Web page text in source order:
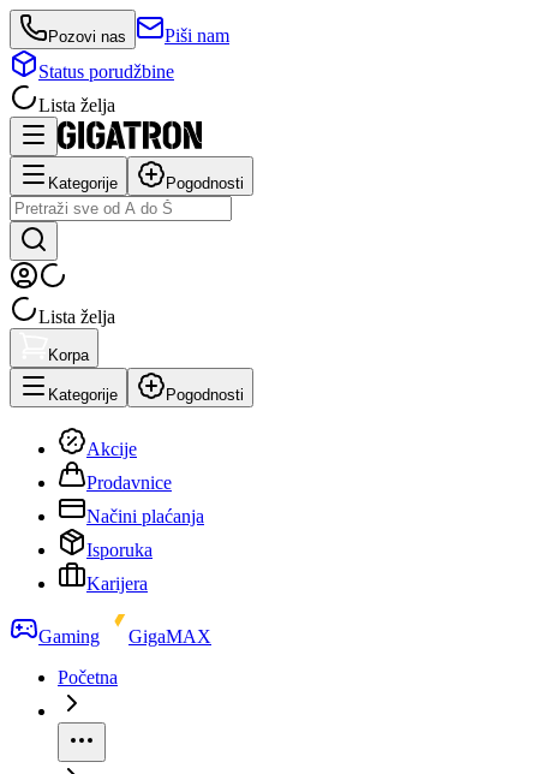
Pozovi nas
Piši nam
Status porudžbine
Lista želja
Kategorije Pogodnosti
Lista želja
Korpa
Kategorije Pogodnosti
Akcije
Prodavnice
Načini plaćanja
Isporuka
Karijera
Gaming
GigaMAX
Početna